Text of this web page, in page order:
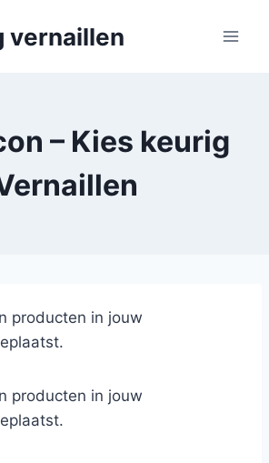
vernaillen
– Kies keurig
producten in jouw
producten in jouw